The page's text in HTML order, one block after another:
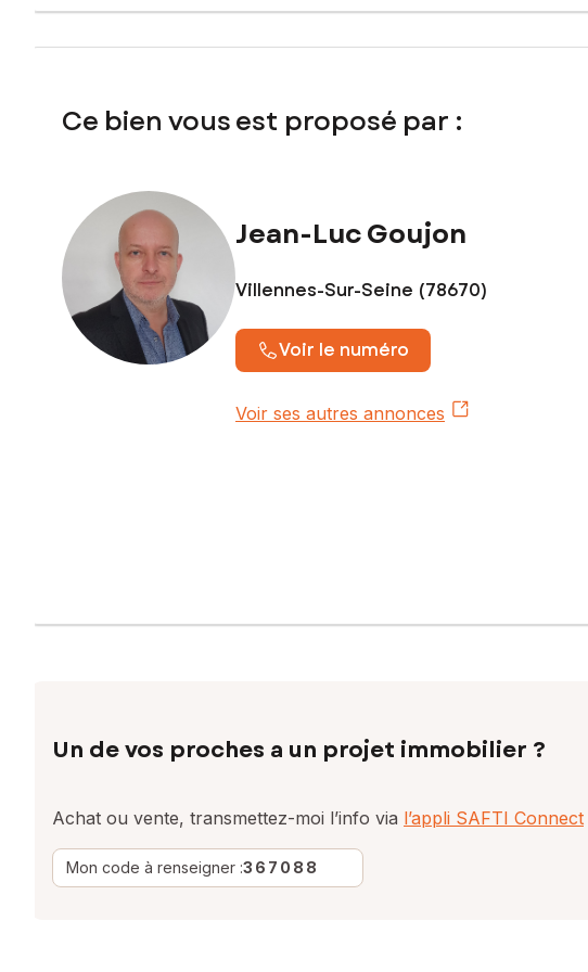
Ce bien vous est proposé par :
Jean-Luc Goujon
Villennes-Sur-Seine (78670)
Voir le numéro
Voir ses autres annonces
Un de vos proches a un projet immobilier ?
Achat ou vente, transmettez-moi l’info via l’appli SAFTI Connect
Mon code à renseigner :367088